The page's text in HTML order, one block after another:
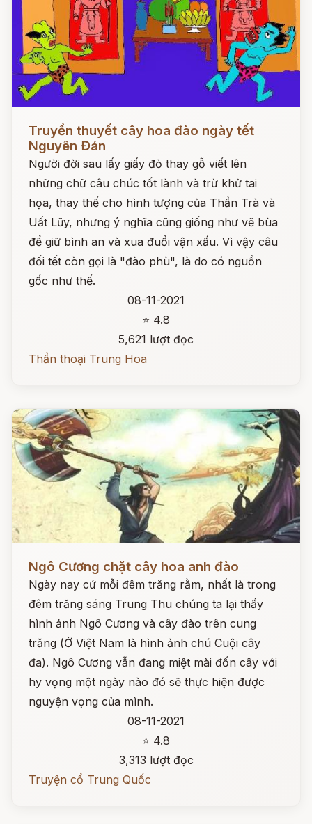
Đọc ngay
Truyền thuyết cây hoa đào ngày tết
Nguyên Đán
Người đời sau lấy giấy đỏ thay gỗ viết lên
những chữ câu chúc tốt lành và trừ khử tai
họa, thay thế cho hình tượng của Thần Trà và
Uất Lũy, nhưng ý nghĩa cũng giống như vẽ bùa
để giữ bình an và xua đuổi vận xấu. Vì vậy câu
đối tết còn gọi là "đào phù", là do có nguồn
gốc như thế.
08-11-2021
⭐ 4.8
5,621 lượt đọc
Thần thoại Trung Hoa
Ngô Cương chặt cây hoa anh đào
Ngày nay cứ mỗi đêm trăng rằm, nhất là trong
đêm trăng sáng Trung Thu chúng ta lại thấy
hình ảnh Ngô Cương và cây đào trên cung
trăng (Ở Việt Nam là hình ảnh chú Cuội cây
đa). Ngô Cương vẫn đang miệt mài đốn cây với
hy vọng một ngày nào đó sẽ thực hiện được
nguyện vọng của mình.
08-11-2021
⭐ 4.8
3,313 lượt đọc
Truyện cổ Trung Quốc